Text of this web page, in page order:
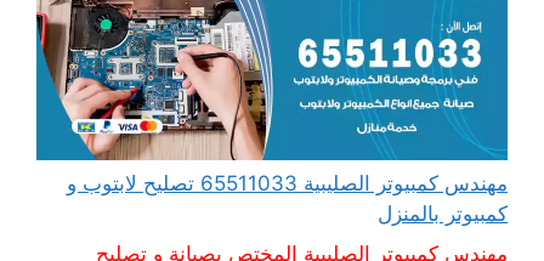
مهندس كمبيوتر الصليبية 65511033 تصليح لابتوب و
كمبيوتر بالمنزل
مهندس كمبيوتر الصليبية المختص بصيانة و تصليح